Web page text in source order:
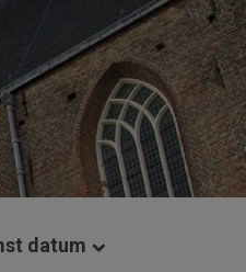
datum